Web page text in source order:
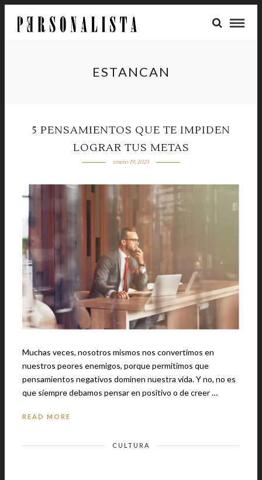
ESTANCAN
5 PENSAMIENTOS QUE TE IMPIDEN
LOGRAR TUS METAS
enero 19, 2023
Muchas veces, nosotros mismos nos convertimos en
nuestros peores enemigos, porque permitimos que
pensamientos negativos dominen nuestra vida. Y no, no es
que siempre debamos pensar en positivo o de creer …
READ MORE
CULTURA